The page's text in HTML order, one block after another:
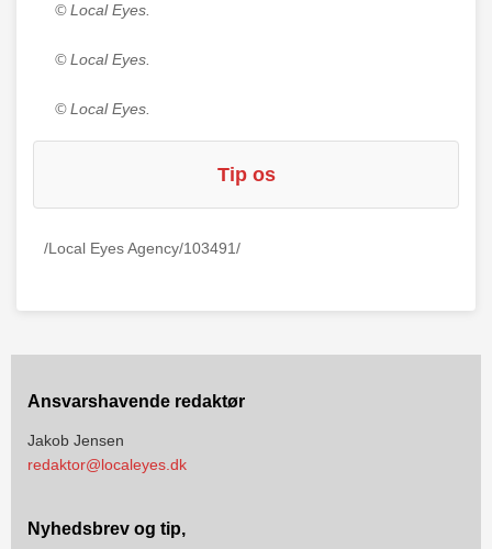
© Local Eyes.
© Local Eyes.
© Local Eyes.
Tip os
/Local Eyes Agency/103491/
Ansvarshavende redaktør
Jakob Jensen
redaktor@localeyes.dk
Nyhedsbrev og tip,